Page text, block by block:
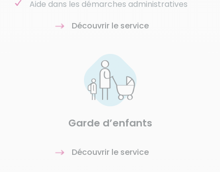
Aide dans les démarches administratives
Découvrir le service
Garde d’enfants
Découvrir le service